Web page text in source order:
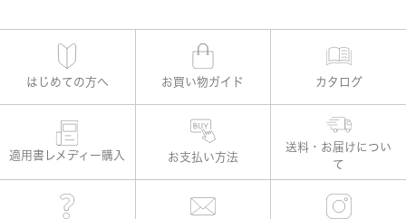
はじめての方へ お買い物ガイド カタログ
適用書レメディー購入 お支払い方法